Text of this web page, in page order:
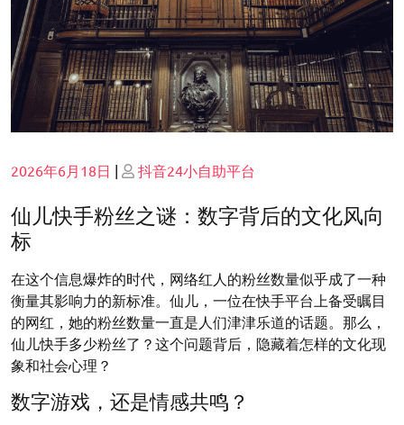
Posted
2026年6月18日 | Posted
抖音24小自助平台
仙儿快手粉丝之谜：数字背后的文化风向
标
在这个信息爆炸的时代，网络红人的粉丝数量似乎成了一种
衡量其影响力的新标准。仙儿，一位在快手平台上备受瞩目
的网红，她的粉丝数量一直是人们津津乐道的话题。那么，
仙儿快手多少粉丝了？这个问题背后，隐藏着怎样的文化现
象和社会心理？
数字游戏，还是情感共鸣？